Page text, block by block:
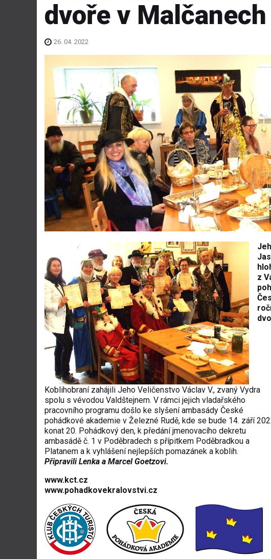
dvoře v Malčanech
26. 04. 2022
z
Koblihobraní zahájili Jeho Veličenstvo Václav V., zvaný Vydra
spolu s vévodou Valdštejnem. V rámci jejich vladařského
pracovního programu došlo ke slyšení ambasády České
pohádkové akademie v Železné Rudě, kde se bude 14. září
konat 20. Pohádkový den, k předání jmenovacího dekretu
ambasádě č. 1 v Poděbradech s přípitkem Poděbradkou a
Platanem a k vyhlášení nejlepších pomazánek a koblih.
Připravili Lenka a Marcel Goetzovi.
www.kct.cz
www.pohadkovekralovstvi.cz